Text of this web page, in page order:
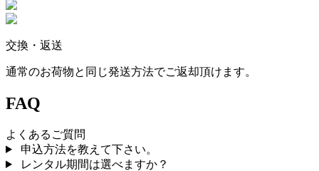
交換・返送
通常のお荷物と同じ発送方法でご返却頂けます。
FAQ
よくあるご質問
申込方法を教えて下さい。
レンタル期間は選べますか？